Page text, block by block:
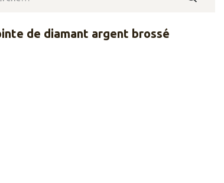
de diamant argent brossé